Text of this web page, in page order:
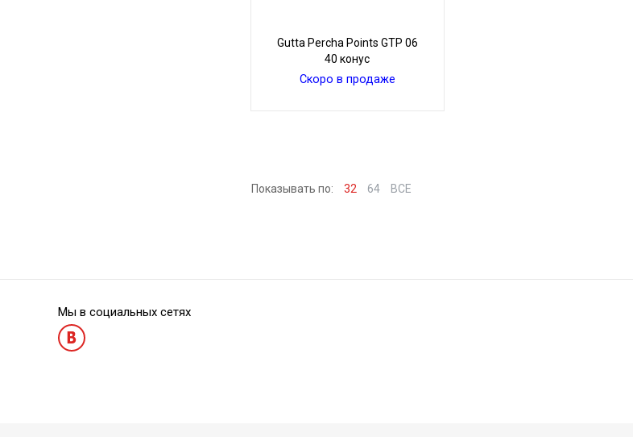
Gutta Percha Points GТР 06
40 конус
Скоро в продаже
Показывать по: 32 64 ВСЕ
Мы в социальных сетях